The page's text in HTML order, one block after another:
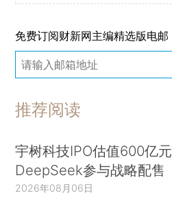
免费订阅财新网主编精选版电邮
推荐阅读
宇树科技IPO估值600亿元
DeepSeek参与战略配售
2026年08月06日